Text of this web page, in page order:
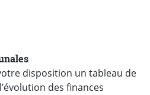
disposition un tableau de
des finances